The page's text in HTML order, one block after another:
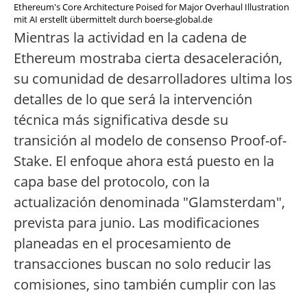
Ethereum's Core Architecture Poised for Major Overhaul Illustration
mit AI erstellt übermittelt durch boerse-global.de
Mientras la actividad en la cadena de
Ethereum mostraba cierta desaceleración,
su comunidad de desarrolladores ultima los
detalles de lo que será la intervención
técnica más significativa desde su
transición al modelo de consenso Proof-of-
Stake. El enfoque ahora está puesto en la
capa base del protocolo, con la
actualización denominada "Glamsterdam",
prevista para junio. Las modificaciones
planeadas en el procesamiento de
transacciones buscan no solo reducir las
comisiones, sino también cumplir con las